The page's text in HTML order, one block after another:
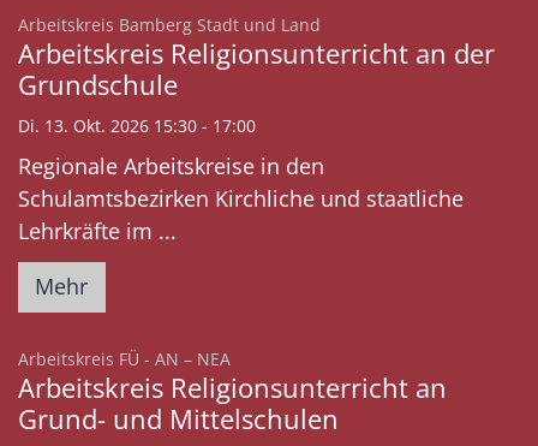
Arbeitskreis Bamberg Stadt und Land
Arbeitskreis Religionsunterricht an der
Grundschule
Di. 13. Okt. 2026 15:30 - 17:00
Regionale Arbeitskreise in den
Schulamtsbezirken Kirchliche und staatliche
Lehrkräfte im ...
Mehr
Arbeitskreis FÜ - AN – NEA
Arbeitskreis Religionsunterricht an
Grund- und Mittelschulen